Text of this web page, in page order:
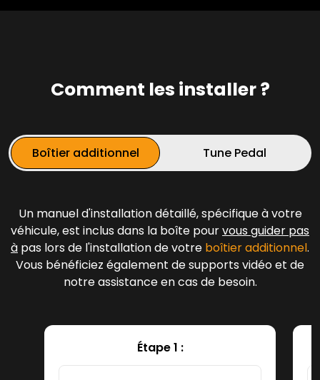
Comment les installer ?
Boîtier additionnel Tune Pedal
Un manuel d'installation détaillé, spécifique à votre
véhicule, est inclus dans la boîte pourvous guider pas
à pas lors de l'installation de votre boîtier additionnel.
Vous bénéficiez également de supports vidéo et de
notre assistance en cas de besoin.
Étape 1 :